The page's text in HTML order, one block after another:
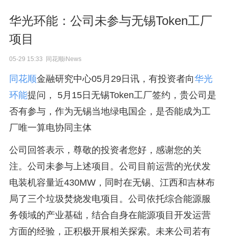
华光环能：公司未参与无锡Token工厂
项目
05-29 15:33 同花顺iNews
同花顺金融研究中心05月29日讯，有投资者向华光
环能提问， 5月15日无锡Token工厂签约，贵公司是
否有参与，作为无锡当地绿电国企，是否能成为工
厂唯一算电协同主体
公司回答表示，尊敬的投资者您好，感谢您的关
注。公司未参与上述项目。公司目前运营的光伏发
电装机容量近430MW，同时在无锡、江西和吉林布
局了三个垃圾焚烧发电项目。公司依托综合能源服
务领域的产业基础，结合自身在能源项目开发运营
方面的经验，正积极开展相关探索。未来公司若有